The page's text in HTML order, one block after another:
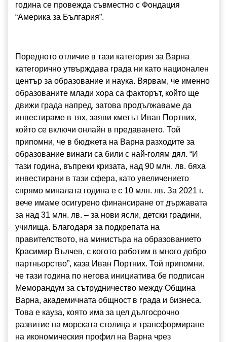
година се провежда съвместно с Фондация
“Америка за България”.
Поредното отличие в тази категория за Варна
категорично утвърждава града ни като национален
център за образование и наука. Вярвам, че именно
образованите млади хора са факторът, който ще
движи града напред, затова продължаваме да
инвестираме в тях, заяви кметът Иван Портних,
който се включи онлайн в предаването. Той
припомни, че в бюджета на Варна разходите за
образование винаги са били с най-голям дял. “И
тази година, въпреки кризата, над 90 млн. лв. бяха
инвестирани в тази сфера, като увеличението
спрямо миналата година е с 10 млн. лв. За 2021 г.
вече имаме осигурено финансиране от държавата
за над 31 млн. лв. – за нови ясли, детски градини,
училища. Благодаря за подкрепата на
правителството, на министъра на образованието
Красимир Вълчев, с когото работим в много добро
партньорство”, каза Иван Портних. Той припомни,
че тази година по негова инициатива бе подписан
Меморандум за сътрудничество между Община
Варна, академичната общност в града и бизнеса.
Това е кауза, която има за цел дългосрочно
развитие на морската столица и трансформиране
на икономическия профил на Варна чрез